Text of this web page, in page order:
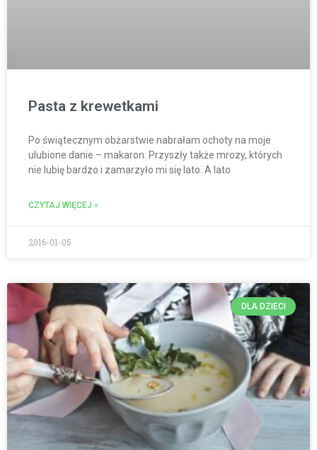
Pasta z krewetkami
Po świątecznym obżarstwie nabrałam ochoty na moje
ulubione danie – makaron. Przyszły także mrozy, których
nie lubię bardzo i zamarzyło mi się lato. A lato
CZYTAJ WIĘCEJ »
2016-01-05
DLA DZIECI